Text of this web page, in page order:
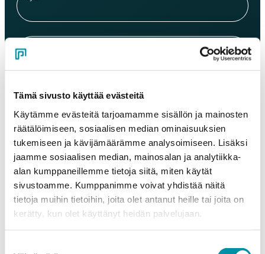
Tämä sivusto käyttää evästeitä
Käytämme evästeitä tarjoamamme sisällön ja mainosten
räätälöimiseen, sosiaalisen median ominaisuuksien
tukemiseen ja kävijämäärämme analysoimiseen. Lisäksi
jaamme sosiaalisen median, mainosalan ja analytiikka-
alan kumppaneillemme tietoja siitä, miten käytät
sivustoamme. Kumppanimme voivat yhdistää näitä
tietoja muihin tietoihin, joita olet antanut heille tai joita on
kerätty, kun olet käyttänyt heidän palvelujaan.
Puhelinnumero
Tuotteet
Valitse tuote ja syötä tilauksen määrä metreinä. Huomioithan, että
valittu laatu määrittää tilauksen minimipainon.
Tuote*